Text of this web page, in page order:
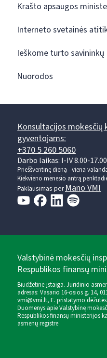
Krašto apsaugos
Interneto svetainės
Ieškome turto savininkų
Nuorodos
Konsultacijos mokesčių
gyventojams:
+370 5 260 5060
Darbo laikas: I-IV 8.00-
Prieššventinę dieną - viena
Kiekvieno mėnesio antrą
Paklausimas perMano VMI
Valstybinė mokesčių
Respublikos finansų
Biudžetinė įstaiga. Juridinio
adresas: Vasario 16-osios g. 14,
vmi@vmi.lt, E. pristatymo dėžutės
Duomenys apie Valstybinę
Respublikos finansų ministerijos
asmenų registre